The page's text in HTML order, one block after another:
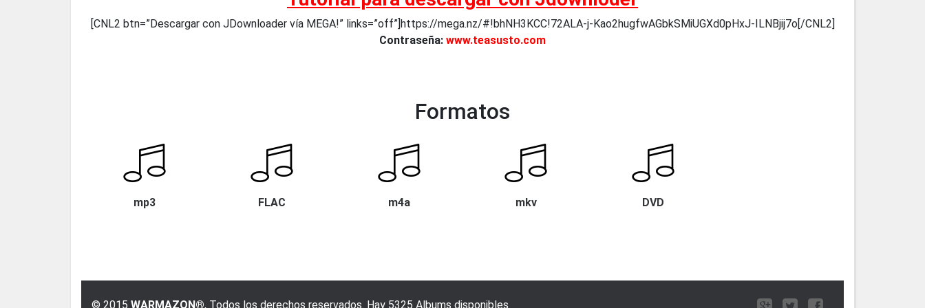
[CNL2 btn=”Descargar con JDownloader vía MEGA!” links=”off”]https://mega.nz/#!bhNH3KCC!72ALA-j-Kao2hugfwAGbkSMiUGXd0pHxJ-ILNBjij7o[/CNL2]
Contraseña: www.teasusto.com
Formatos
mp3 FLAC m4a mkv DVD
© 2015 WARMAZON®, Todos los derechos reservados. Hay 5325 Albums disponibles